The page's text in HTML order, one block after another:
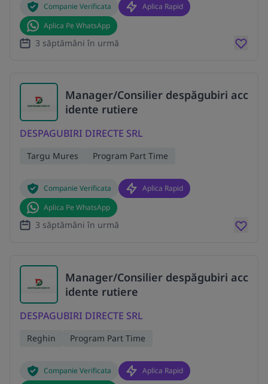
Companie Verificata
Aplica Rapid
Aplica Pe WhatsApp
3 săptămâni în urmă
Manager/Consilier despăgubiri acc
idente rutiere
DESPAGUBIRI DIRECTE SRL
Targu Mures Program Part Time
Companie Verificata
Aplica Rapid
Aplica Pe WhatsApp
3 săptămâni în urmă
Manager/Consilier despăgubiri acc
idente rutiere
DESPAGUBIRI DIRECTE SRL
Reghin Program Part Time
Companie Verificata
Aplica Rapid